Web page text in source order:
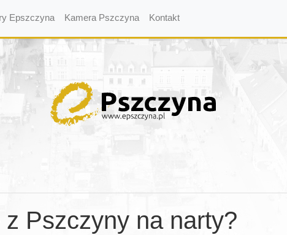
Epszczyna Kamera Pszczyna Kontakt
z Pszczyny na narty?